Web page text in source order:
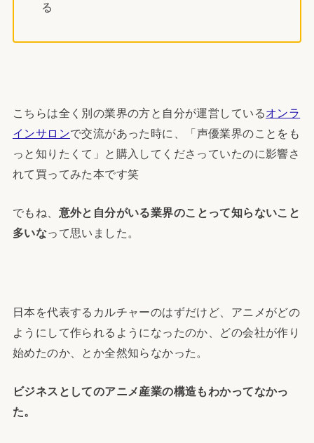
る
こちらは全く別の業界の方と自分が運営しているオンラ
インサロンで交流があった時に、「声優業界のことをも
っと知りたくて」と購入してくださっていたのに影響さ
れて買ってみた本です笑
でもね、 意外と自分がいる業界のことって知らないこと
多いなって思いました。
日本を代表するカルチャーのはずだけど、アニメがどの
ようにして作られるようになったのか、どの会社が作り
始めたのか、とか全然知らなかった。
ビジネスとしてのアニメ産業の構造もわかってなかっ
た。